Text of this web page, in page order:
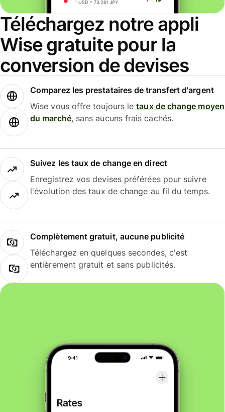
Téléchargez notre appli
Wise gratuite pour la
conversion de devises
Comparez les prestataires de transfert d'argent
Wise vous offre toujours letaux de change moyen
du marché, sans aucuns frais cachés.
Suivez les taux de change en direct
Enregistrez vos devises préférées pour suivre
l'évolution des taux de change au fil du temps.
Complètement gratuit, aucune publicité
Téléchargez en quelques secondes, c'est
entièrement gratuit et sans publicités.